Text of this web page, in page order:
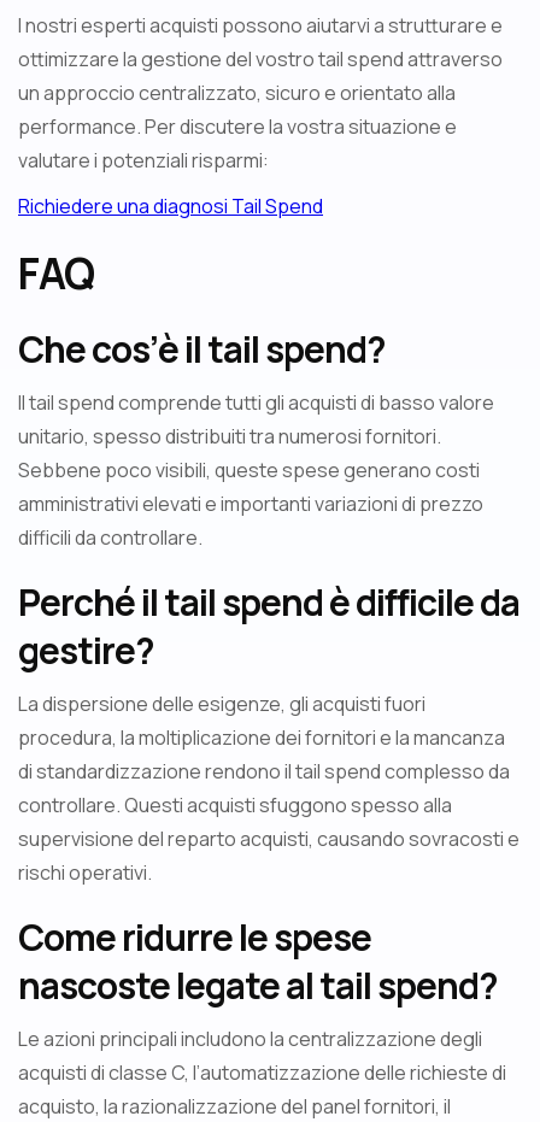
I nostri esperti acquisti possono aiutarvi a strutturare e
ottimizzare la gestione del vostro tail spend attraverso
un approccio centralizzato, sicuro e orientato alla
performance. Per discutere la vostra situazione e
valutare i potenziali risparmi:
Richiedere una diagnosi Tail Spend
FAQ
Che cos’è il tail spend?
Il tail spend comprende tutti gli acquisti di basso valore
unitario, spesso distribuiti tra numerosi fornitori.
Sebbene poco visibili, queste spese generano costi
amministrativi elevati e importanti variazioni di prezzo
difficili da controllare.
Perché il tail spend è difficile da
gestire?
La dispersione delle esigenze, gli acquisti fuori
procedura, la moltiplicazione dei fornitori e la mancanza
di standardizzazione rendono il tail spend complesso da
controllare. Questi acquisti sfuggono spesso alla
supervisione del reparto acquisti, causando sovracosti e
rischi operativi.
Come ridurre le spese
nascoste legate al tail spend?
Le azioni principali includono la centralizzazione degli
acquisti di classe C, l’automatizzazione delle richieste di
acquisto, la razionalizzazione del panel fornitori, il